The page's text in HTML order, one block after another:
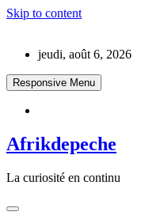
Skip to content
jeudi, août 6, 2026
Responsive Menu
Afrikdepeche
La curiosité en continu